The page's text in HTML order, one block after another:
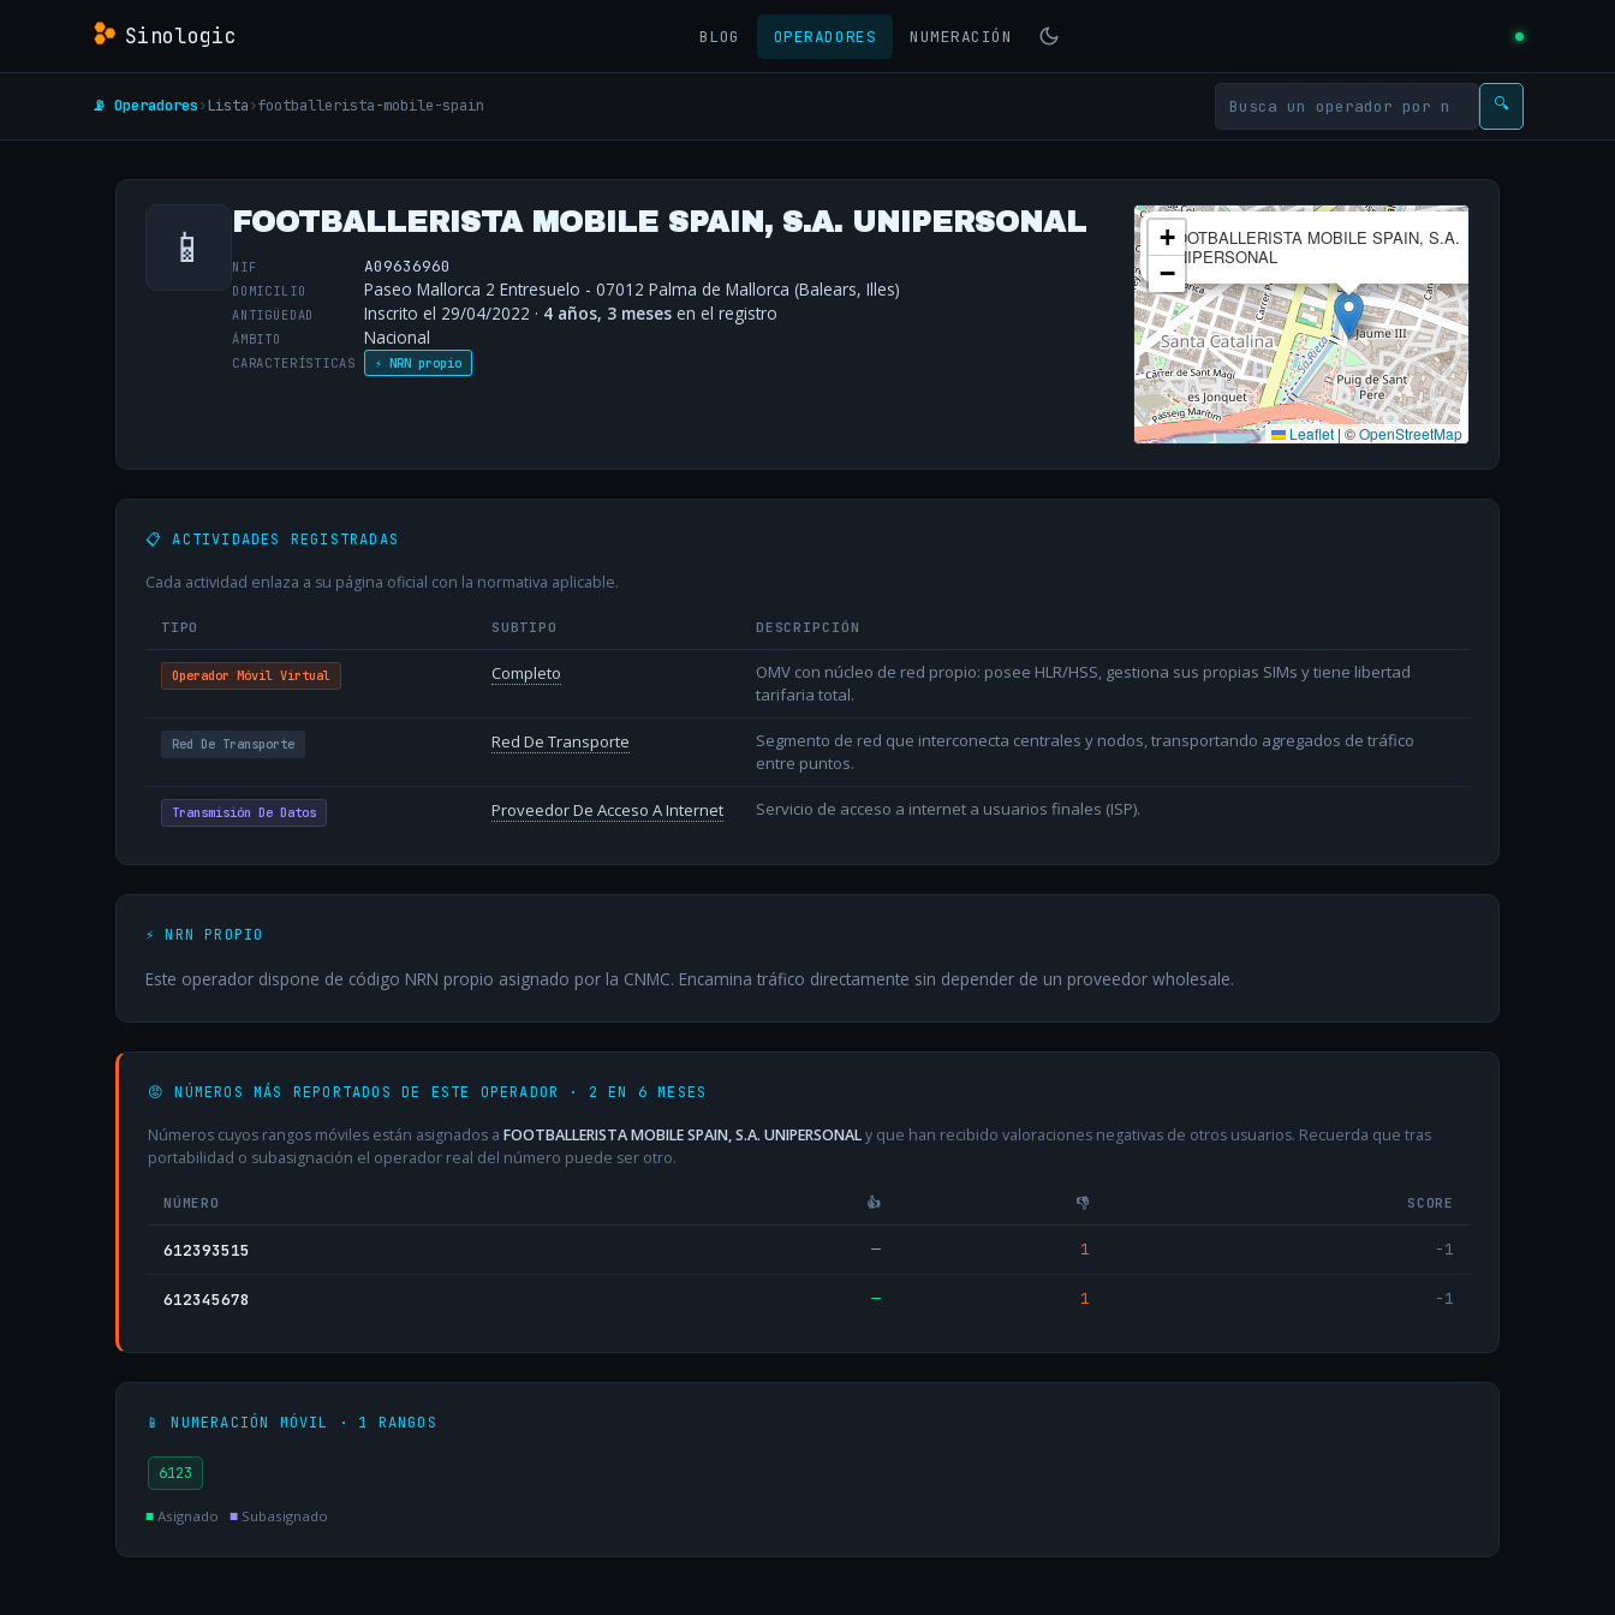
Sinologic BLOG OPERADORES NUMERACIÓN
📡 Operadores› Lista›footballerista-mobile-spain 🔍
📱 FOOTBALLERISTA MOBILE SPAIN, S.A. UNIPERSONAL
NIF A09636960
DOMICILIO Paseo Mallorca 2 Entresuelo - 07012 Palma de Mallorca (Balears, Illes)
ANTIGÜEDAD Inscrito el 29/04/2022 · 4 años, 3 meses en el registro
ÁMBITO Nacional
CARACTERÍSTICAS ⚡ NRN propio
FOOTBALLERISTA MOBILE SPAIN, S.A.
UNIPERSONAL
+
−
Leaflet | ©OpenStreetMap
📋 ACTIVIDADES REGISTRADAS
Cada actividad enlaza a su página oficial con la normativa aplicable.
TIPO SUBTIPO DESCRIPCIÓN
Operador Móvil Virtual Completo
OMV con núcleo de red propio: posee HLR/HSS, gestiona sus propias SIMs y tiene libertad
tarifaria total.
Red De Transporte Red De Transporte
Segmento de red que interconecta centrales y nodos, transportando agregados de tráfico
entre puntos.
Transmisión De Datos Proveedor De Acceso A Internet Servicio de acceso a internet a usuarios finales (ISP).
⚡ NRN PROPIO
Este operador dispone de código NRN propio asignado por la CNMC. Encamina tráfico directamente sin depender de un proveedor wholesale.
😡 NÚMEROS MÁS REPORTADOS DE ESTE OPERADOR · 2 EN 6 MESES
Números cuyos rangos móviles están asignados a FOOTBALLERISTA MOBILE SPAIN, S.A. UNIPERSONALy que han recibido valoraciones negativas de otros usuarios. Recuerda que tras
portabilidad o subasignación el operador real del número puede ser otro.
NÚMERO 👍 👎 SCORE
612393515 — 1 -1
612345678 — 1 -1
📱 NUMERACIÓN MÓVIL · 1 RANGOS
6123
■ Asignado ■ Subasignado